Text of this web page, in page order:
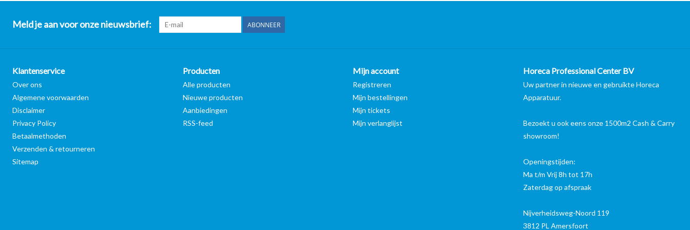
Meld je aan voor onze nieuwsbrief: ABONNEER
Klantenservice
Over ons
Algemene voorwaarden
Disclaimer
Privacy Policy
Betaalmethoden
Verzenden & retourneren
Sitemap
Producten
Alle producten
Nieuwe producten
Aanbiedingen
RSS-feed
Mijn account
Registreren
Mijn bestellingen
Mijn tickets
Mijn verlanglijst
Horeca Professional Center BV
Uw partner in nieuwe en gebruikte Horeca
Apparatuur.
Bezoekt u ook eens onze 1500m2 Cash & Carry
showroom!
Openingstijden:
Ma t/m Vrij 8h tot 17h
Zaterdag op afspraak
Nijverheidsweg-Noord 119
3812 PL Amersfoort